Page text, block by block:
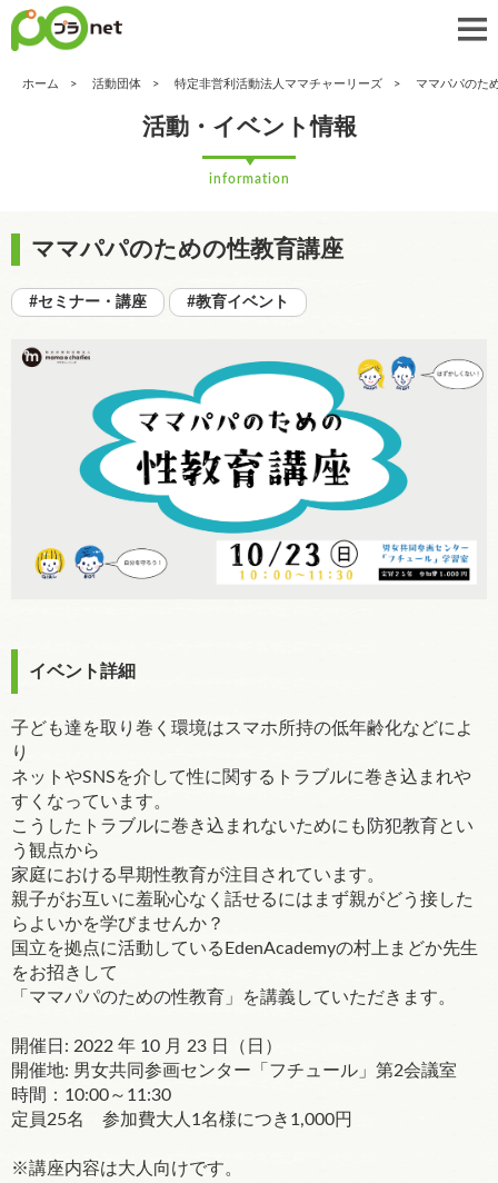
ホーム 活動団体 特定非営利活動法人ママチャーリーズ ママパパのた
活動・イベント情報
information
ママパパのための性教育講座
#セミナー・講座 #教育イベント
イベント詳細
子ども達を取り巻く環境はスマホ所持の低年齢化などによ
り
ネットやSNSを介して性に関するトラブルに巻き込まれや
すくなっています。
こうしたトラブルに巻き込まれないためにも防犯教育とい
う観点から
家庭における早期性教育が注目されています。
親子がお互いに羞恥心なく話せるにはまず親がどう接した
らよいかを学びませんか？
国立を拠点に活動しているEdenAcademyの村上まどか先生
をお招きして
「ママパパのための性教育」を講義していただきます。
開催日: 2022 年 10 月 23 日（日）
開催地: 男女共同参画センター「フチュール」第2会議室
時間：10:00～11:30
定員25名 参加費大人1名様につき1,000円
※講座内容は大人向けです。